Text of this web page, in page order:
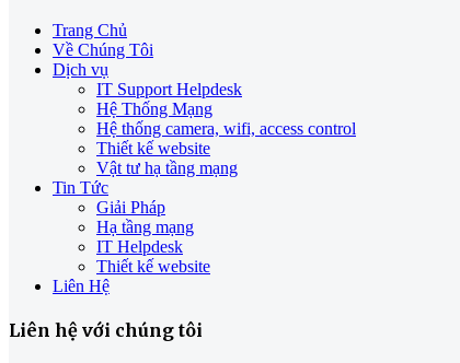
Trang Chủ
Về Chúng Tôi
Dịch vụ
IT Support Helpdesk
Hệ Thống Mạng
Hệ thống camera, wifi, access control
Thiết kế website
Vật tư hạ tầng mạng
Tin Tức
Giải Pháp
Hạ tầng mạng
IT Helpdesk
Thiết kế website
Liên Hệ
Liên hệ với chúng tôi